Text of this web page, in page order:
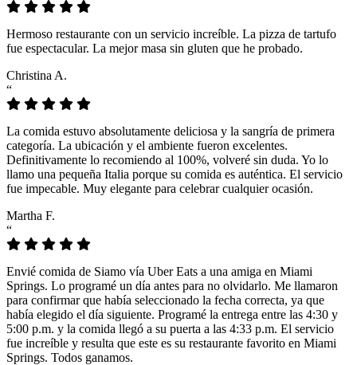
Hermoso restaurante con un servicio increíble. La pizza de tartufo
fue espectacular. La mejor masa sin gluten que he probado.
Christina A.
“
La comida estuvo absolutamente deliciosa y la sangría de primera
categoría. La ubicación y el ambiente fueron excelentes.
Definitivamente lo recomiendo al 100%, volveré sin duda. Yo lo
llamo una pequeña Italia porque su comida es auténtica. El servicio
fue impecable. Muy elegante para celebrar cualquier ocasión.
Martha F.
“
Envié comida de Siamo vía Uber Eats a una amiga en Miami
Springs. Lo programé un día antes para no olvidarlo. Me llamaron
para confirmar que había seleccionado la fecha correcta, ya que
había elegido el día siguiente. Programé la entrega entre las 4:30 y
5:00 p.m. y la comida llegó a su puerta a las 4:33 p.m. El servicio
fue increíble y resulta que este es su restaurante favorito en Miami
Springs. Todos ganamos.